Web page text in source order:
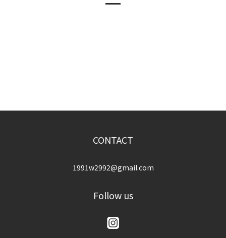
CONTACT
1991w2992@gmail.com
Follow us